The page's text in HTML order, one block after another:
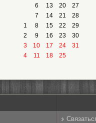
6
13 20
27
7
14 21
28
1
8 15 22
29
2
9 16 23
30
3
10 17 24
31
4
11 18 25